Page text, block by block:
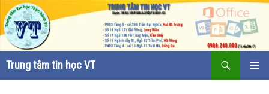
Trung tâm tin học VT
kiếm